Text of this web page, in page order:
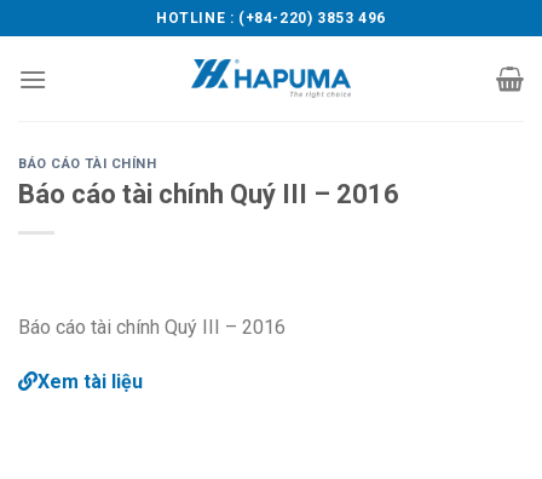
to
content
HOTLINE : (+84-220) 3853 496
BÁO CÁO TÀI CHÍNH
Báo cáo tài chính Quý III – 2016
Báo cáo tài chính Quý III – 2016
Xem tài liệu